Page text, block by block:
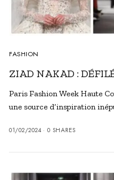
FASHION
ZIAD NAKAD :
Paris Fashion Week Haute
une source d’inspiration
01/02/2024 0 SHARES